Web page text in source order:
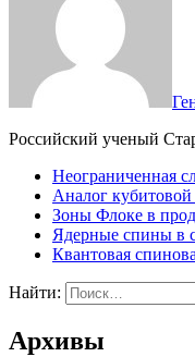
Российский ученый
Неограниченная
Аналог кубитовой
Зоны Флоке в
Ядерные спины в
Квантовая
Найти:
Архивы